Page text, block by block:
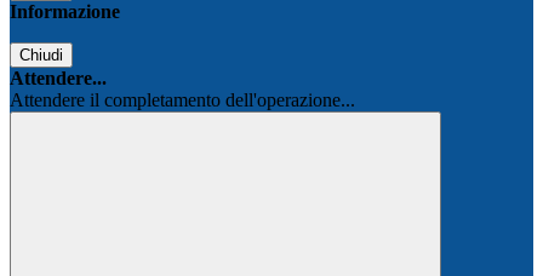
Informazione
Chiudi
Attendere...
Attendere il completamento dell'operazione...